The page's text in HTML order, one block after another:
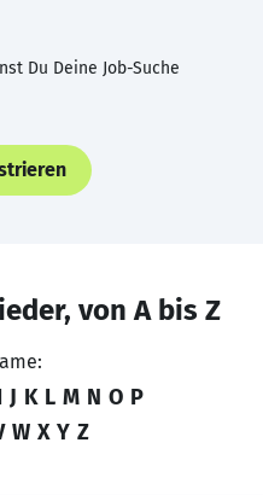
Du Deine Job-Suche
von A bis Z
J K L M N O P
W X Y Z